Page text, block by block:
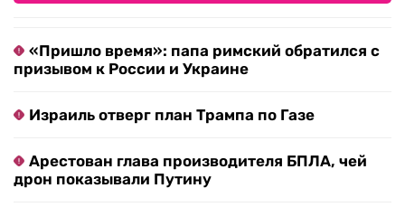
«Пришло время»: папа римский обратился с
призывом к России и Украине
Израиль отверг план Трампа по Газе
Арестован глава производителя БПЛА, чей
дрон показывали Путину